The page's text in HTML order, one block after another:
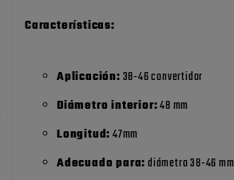
Características:
Aplicación:38-46 convertidor
Diámetro interior:48 mm
Longitud:47mm
Adecuado para:diámetro 38-46 mm